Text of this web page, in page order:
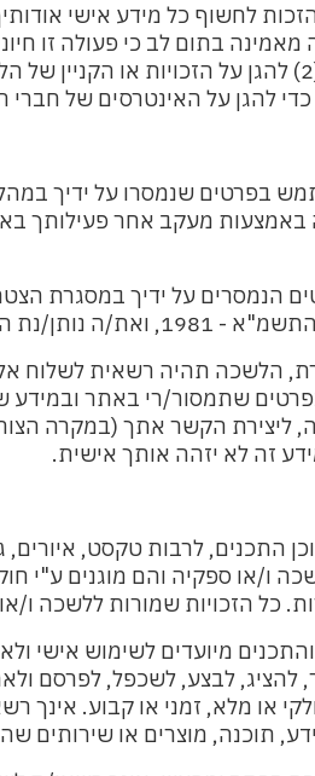
לחשוף כל מידע אישי
זו חיונית כדי: (1) לציית לדרישות משפטיות
שנמסרו על ידיך
מעקב אחר פעילותך
הנמסרים על ידיך במסגרת
-
הלשכה תהיה רשאית לשלוח
שתמסור/רי באתר ובמידע
הקשר אתך (במקרה הצורך)
זה לא יזהה אותך אישית.
התכנים, לרבות טקסט, איורים,
ספקיה והם מוגנים ע"י חוקי
כל הזכויות שמורות ללשכה ו/
מיועדים לשימוש אישי
לבצע, לשכפל, לפרסם
מלא, זמני או קבוע. אינך
תוכנה, מוצרים או שירותים